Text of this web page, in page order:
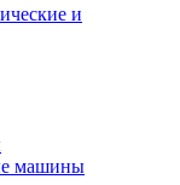
и
машины